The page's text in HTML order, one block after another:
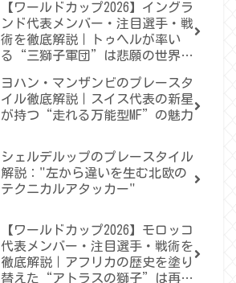
【ワールドカップ2026】イングラ
ンド代表メンバー・注目選手・戦
術を徹底解説｜トゥヘルが率い
る“三獅子軍団”は悲願の世界一
ヨハン・マンザンビのプレースタ
イル徹底解説｜スイス代表の新星
が持つ“走れる万能型MF”の魅力
シェルデルップのプレースタイル
解説："左から違いを生む北欧の
テクニカルアタッカー"
【ワールドカップ2026】モロッコ
代表メンバー・注目選手・戦術を
徹底解説｜アフリカの歴史を塗り
替えた“アトラスの獅子”は再び